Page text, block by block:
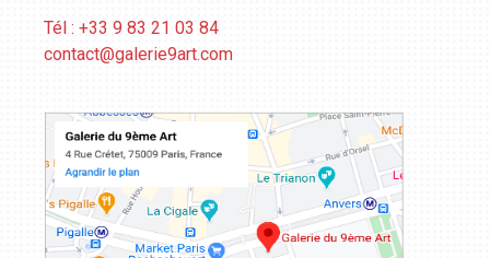
Tél : +33 9 83 21 03 84
contact@galerie9art.com